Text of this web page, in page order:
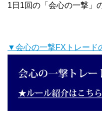
1日1回の「会心の一撃」
▼会心の一撃FXトレード